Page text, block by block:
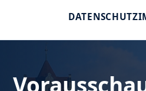
DATENSCHUTZ